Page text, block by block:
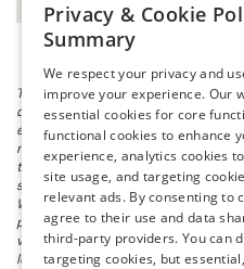
The listed price includes freight
document processing fee. It
electronic titling fee. registration.
monthly payment calculator to
that all financing is subject to
subject to change without notice,
We attempt to remove published
possible after a sale, but to be
vehicle you are looking for is
locations in the group are not
Privacy & Cookie
Summary
We respect your privacy and
improve your experience. Our
essential cookies for core
functional cookies to enhance
experience, analytics cookies
site usage, and targeting
relevant ads. By consenting to
agree to their use and data
third-party providers. You can
targeting cookies, but